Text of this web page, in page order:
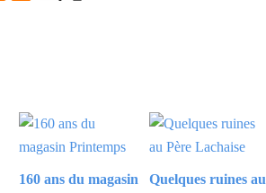
160 ans du magasin
Quelques ruines au